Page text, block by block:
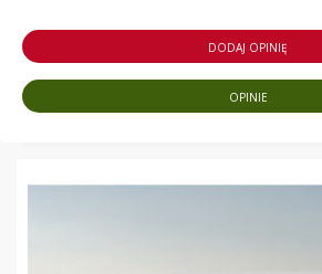
DODAJ OPINIĘ
OPINIE